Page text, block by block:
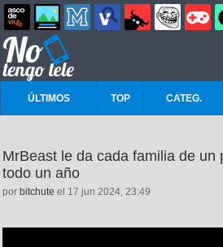
ÚLTIMOS TOP CATEG.
MrBeast le da cada familia de un
todo un año
por bitchute el 17 jun 2024, 23:49